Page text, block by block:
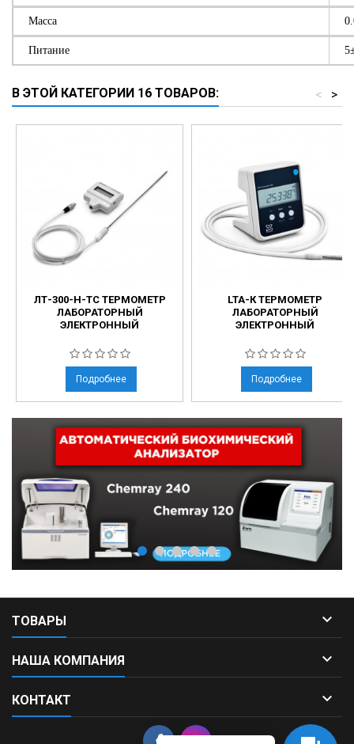
Масса
Питание
В ЭТОЙ КАТЕГОРИИ 16 ТОВАРОВ: >
<
ЛТ-300-Н-ТС ТЕРМОМЕТР
ЛАБОРАТОРНЫЙ
ЭЛЕКТРОННЫЙ
Подробнее
LTA-К ТЕРМОМЕТР
ЛАБОРАТОРНЫЙ
ЭЛЕКТРОННЫЙ
Подробнее
ТОВАРЫ 
НАША КОМПАНИЯ 
КОНТАКТ 